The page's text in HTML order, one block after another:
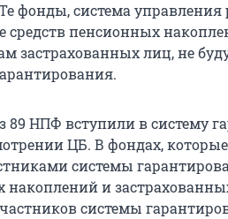
фонды, система
средств пенсионных
застрахованных лиц, не
89 НПФ вступили в систему
ЦБ. В фондах,
системы
накоплений и
системы